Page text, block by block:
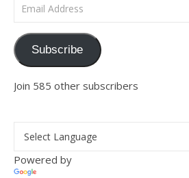
Subscribe
Join 585 other subscribers
Powered by